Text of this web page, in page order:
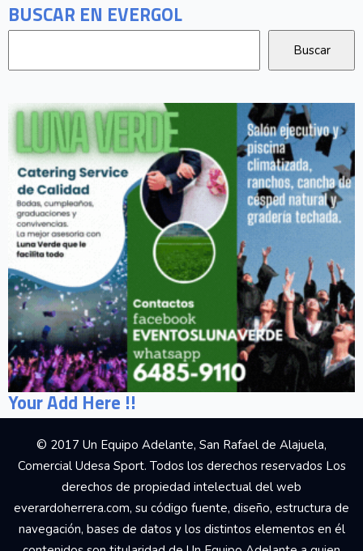
BUSCAR EN EVERGOL
Your Add Here !!
© 2017 Un Equipo Adelante, San Rafael de Alajuela,
Comercial Udesa Sport. Todos los derechos reservados Los
derechos de propiedad intelectual del web
everardoherrera.com, su código fuente, diseño, estructura de
navegación, bases de datos y los distintos elementos en él